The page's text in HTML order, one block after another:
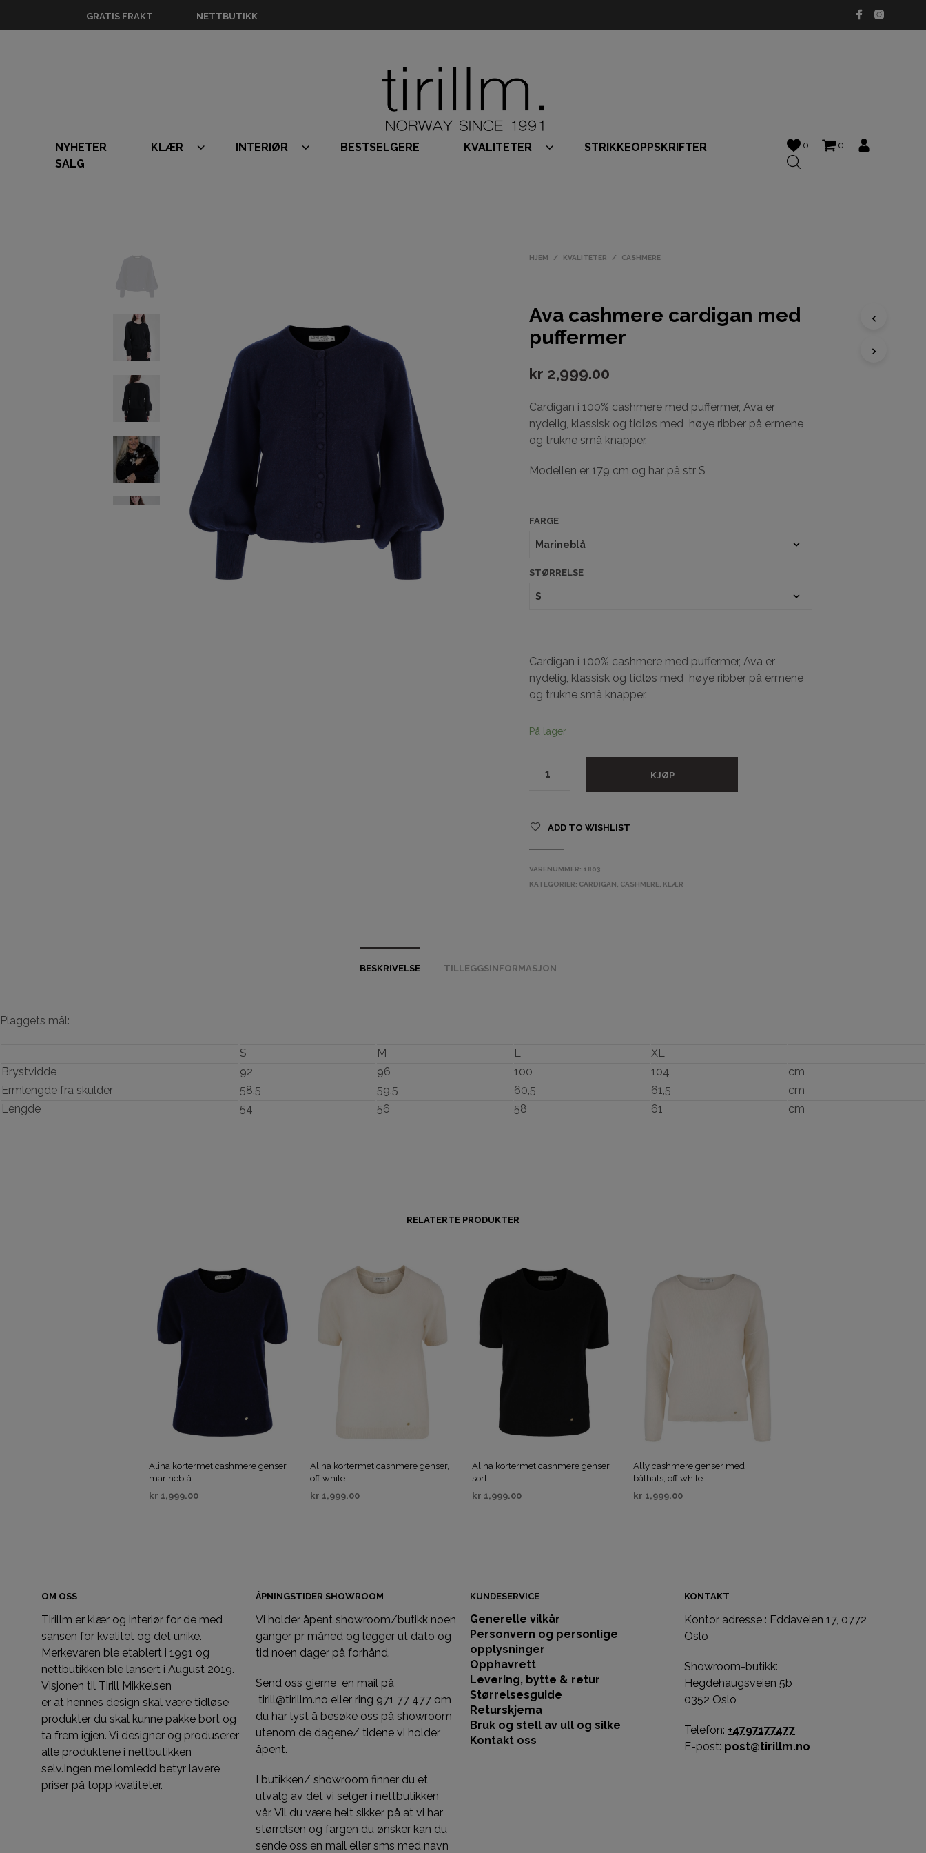
GRATIS FRAKT NETTBUTIKK
NYHETER KLÆR INTERIØR BESTSELGERE KVALITETER
STRIKKEOPPSKRIFTER
SALG
0 0
HJEM / KVALITETER / CASHMERE
Ava cashmere cardigan med
puffermer
kr 2,999.00
Cardigan i 100% cashmere med puffermer, Ava er
nydelig, klassisk og tidløs med høye ribber på ermene
og trukne små knapper.
Modellen er 179 cm og har på str S
FARGE
STØRRELSE
Cardigan i 100% cashmere med puffermer, Ava er
nydelig, klassisk og tidløs med høye ribber på ermene
og trukne små knapper.
På lager
KJØP
ADD TO WISHLIST
VARENUMMER: 1803
KATEGORIER: CARDIGAN CASHMERE KLÆR
BESKRIVELSE TILLEGGSINFORMASJON
Plaggets mål:
S M L
XL
Brystvidde
92 96 100 104
cm
Ermlengde fra skulder
58,5 59,5 60,5 61,5
cm
Lengde
54 56 58 61 cm
RELATERTE PRODUKTER
Alina kortermet cashmere genser,
marineblå
kr 1,999.00
Alina kortermet cashmere genser,
off white
kr 1,999.00
Alina kortermet cashmere genser,
sort
kr 1,999.00
Ally cashmere genser med
båthals, off white
kr 1,999.00
OM OSS
Tirillm er klær og interiør for de med
sansen for kvalitet og det unike.
Merkevaren ble etablert i 1991 og
nettbutikken ble lansert i August 2019.
Visjonen til Tirill Mikkelsen
er at hennes design skal være tidløse
produkter du skal kunne pakke bort og
ta frem igjen. Vi designer og produserer
alle produktene i nettbutikken
selv.Ingen mellomledd betyr lavere
priser på topp kvaliteter.
ÅPNINGSTIDER SHOWROOM
Vi holder åpent showroom/butikk noen
ganger pr måned og legger ut dato og
tid noen dager på forhånd.
Send oss gjerne en mail på
tirill@tirillm.no eller ring 971 77 477 om
du har lyst å besøke oss på showroom
utenom de dagene/ tidene vi holder
åpent.
I butikken/ showroom finner du et
utvalg av det vi selger i nettbutikken
vår. Vil du være helt sikker på at vi har
størrelsen og fargen du ønsker kan du
sende oss en mail eller sms med navn
KUNDESERVICE
Generelle vilkår
Personvern og personlige
opplysninger
Opphavrett
Levering, bytte & retur
Størrelsesguide
Returskjema
Bruk og stell av ull og silke
Kontakt oss
KONTAKT
Kontor adresse : Eddaveien 17, 0772
Oslo
Showroom-butikk:
Hegdehaugsveien 5b
0352 Oslo
Telefon: +4797177477
E-post: post@tirillm.no